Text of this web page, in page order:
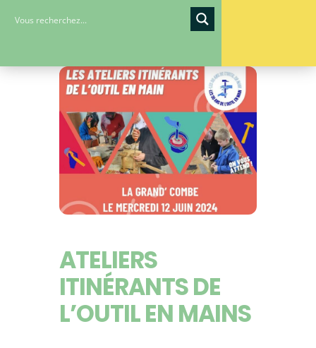
ATELIERS
ITINÉRANTS DE
L’OUTIL EN MAINS